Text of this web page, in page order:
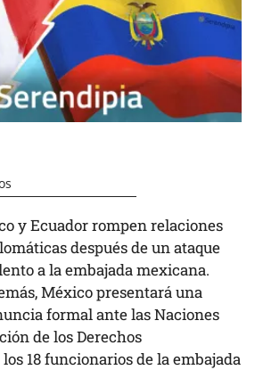
y Ecuador rompen relaciones
después de un ataque
a la embajada mexicana.
México presentará una
formal ante las Naciones
de los Derechos
18 funcionarios de la embajada